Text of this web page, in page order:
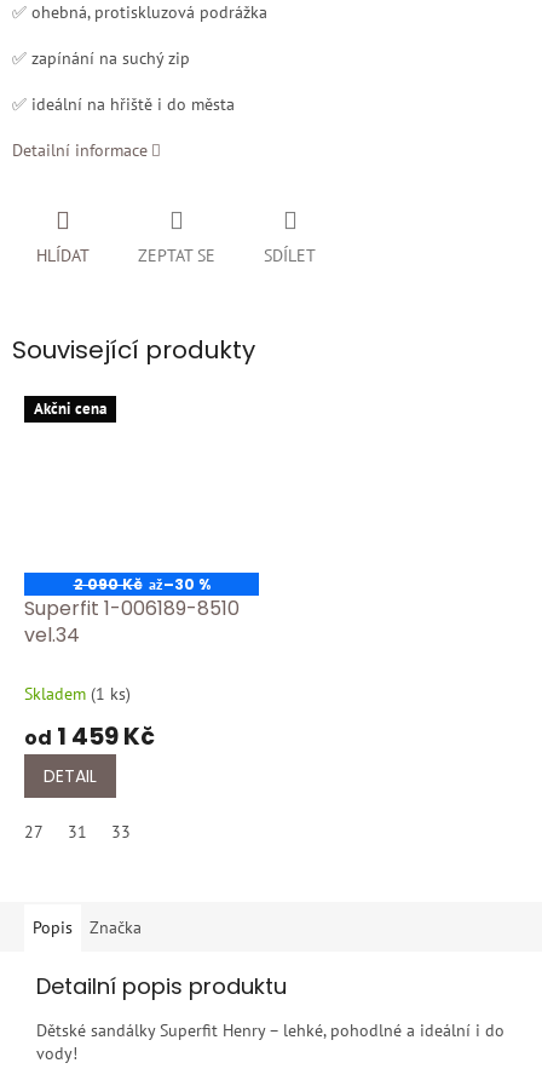
✅ ohebná, protiskluzová podrážka
✅ zapínání na suchý zip
✅ ideální na hřiště i do města
Detailní informace
ZEPTAT SE
HLÍDAT SDÍLET
Související produkty
Akčni cena
2 090 Kč až–30 %
Superfit 1-006189-8510
vel.34
Skladem (1 ks)
od 1 459 Kč
DETAIL
27 31 33
Popis Značka
Detailní popis produktu
Dětské sandálky Superfit Henry – lehké, pohodlné a ideální i do
vody!